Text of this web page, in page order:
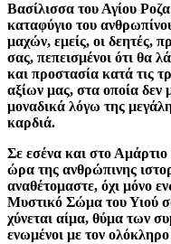
Βασίλισσα του Αγίου
καταφύγιο του
μαχών, εμείς, οι δεητές,
σας, πεπεισμένοι ότι θα
και προστασία κατά τις
αξίων μας, στα οποία δεν
μοναδικά λόγω της
καρδιά.
Σε εσένα και στο
ώρα της ανθρώπινης
αναθέτομαστε, όχι μόνο
Μυστικό Σώμα του Υιού
χύνεται αίμα, θύμα των
ενωμένοι με τον